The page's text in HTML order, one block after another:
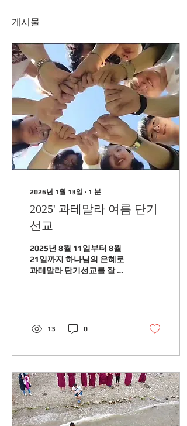
게시물
2026년 1월 13일 ∙ 1 분
2025' 과테말라 여름 단기
선교
2025년 8월 11일부터 8월
21일까지 하나님의 은혜로
과테말라 단기선교를 잘 마
13 0